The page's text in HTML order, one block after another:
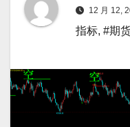
12 月 12,
指标, #期